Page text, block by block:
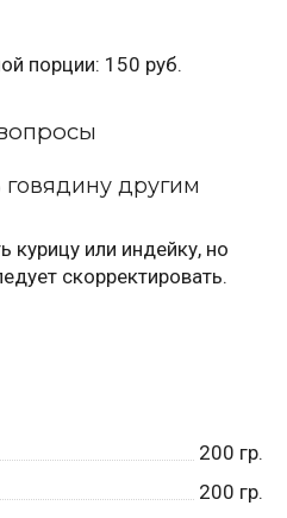
порции: 150 руб.
другим
или индейку, но
скорректировать.
200 гр.
200 гр.